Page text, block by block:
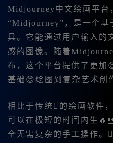
Midjourney中文绘画平台
“Midjourney”，是一个基
具。它能通过用户输入的
感的图像。随着
布，这个平台提供了更加
基础😊绘图到复杂艺术创
相比于传统的绘画软件
可以在极短的时间内生
全无需复杂的手工操作。